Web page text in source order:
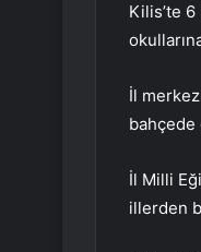
Kilis’te
İl
bahçede
İl Milli
illerden